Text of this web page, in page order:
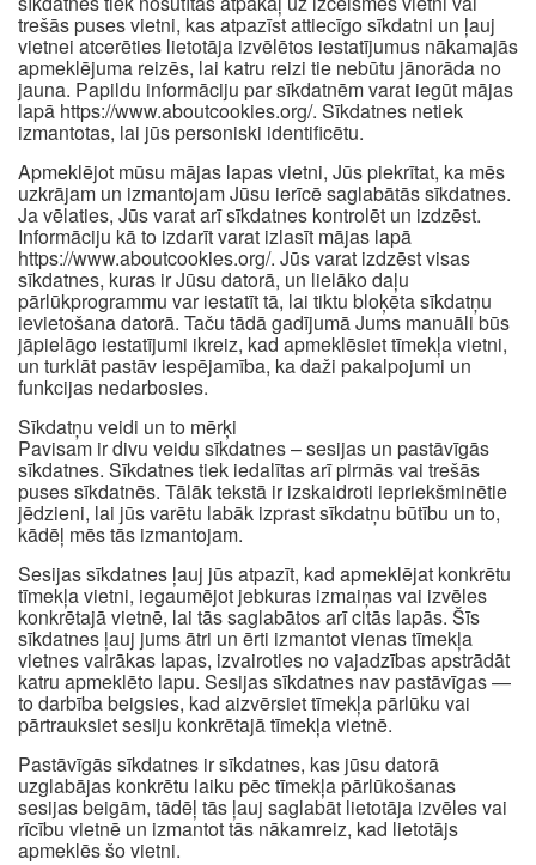
trešās puses vietni, kas atpazīst attiecīgo sīkdatni un ļauj
vietnei atcerēties lietotāja izvēlētos iestatījumus nākamajās
apmeklējuma reizēs, lai katru reizi tie nebūtu jānorāda no
jauna. Papildu informāciju par sīkdatnēm varat iegūt mājas
lapā https://www.aboutcookies.org/. Sīkdatnes netiek
izmantotas, lai jūs personiski identificētu.
Apmeklējot mūsu mājas lapas vietni, Jūs piekrītat, ka mēs
uzkrājam un izmantojam Jūsu ierīcē saglabātās sīkdatnes.
Ja vēlaties, Jūs varat arī sīkdatnes kontrolēt un izdzēst.
Informāciju kā to izdarīt varat izlasīt mājas lapā
https://www.aboutcookies.org/. Jūs varat izdzēst visas
sīkdatnes, kuras ir Jūsu datorā, un lielāko daļu
pārlūkprogrammu var iestatīt tā, lai tiktu bloķēta sīkdatņu
ievietošana datorā. Taču tādā gadījumā Jums manuāli būs
jāpielāgo iestatījumi ikreiz, kad apmeklēsiet tīmekļa vietni,
un turklāt pastāv iespējamība, ka daži pakalpojumi un
funkcijas nedarbosies.
Sīkdatņu veidi un to mērķi
Pavisam ir divu veidu sīkdatnes – sesijas un pastāvīgās
sīkdatnes. Sīkdatnes tiek iedalītas arī pirmās vai trešās
puses sīkdatnēs. Tālāk tekstā ir izskaidroti iepriekšminētie
jēdzieni, lai jūs varētu labāk izprast sīkdatņu būtību un to,
kādēļ mēs tās izmantojam.
Sesijas sīkdatnes ļauj jūs atpazīt, kad apmeklējat konkrētu
tīmekļa vietni, iegaumējot jebkuras izmaiņas vai izvēles
konkrētajā vietnē, lai tās saglabātos arī citās lapās. Šīs
sīkdatnes ļauj jums ātri un ērti izmantot vienas tīmekļa
vietnes vairākas lapas, izvairoties no vajadzības apstrādāt
katru apmeklēto lapu. Sesijas sīkdatnes nav pastāvīgas —
to darbība beigsies, kad aizvērsiet tīmekļa pārlūku vai
pārtrauksiet sesiju konkrētajā tīmekļa vietnē.
Pastāvīgās sīkdatnes ir sīkdatnes, kas jūsu datorā
uzglabājas konkrētu laiku pēc tīmekļa pārlūkošanas
sesijas beigām, tādēļ tās ļauj saglabāt lietotāja izvēles vai
rīcību vietnē un izmantot tās nākamreiz, kad lietotājs
apmeklēs šo vietni.